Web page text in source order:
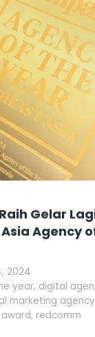
Gelar
Agency
2024
year, digital
marketing agency
, redcomm